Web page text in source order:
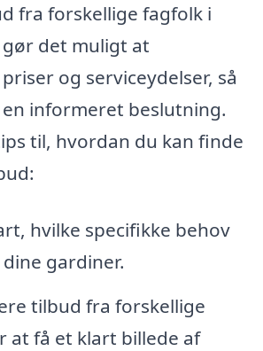
fra forskellige fagfolk i
det muligt at
og serviceydelser, så
informeret beslutning.
til, hvordan du kan finde
hvilke specifikke behov
gardiner.
tilbud fra forskellige
at få et klart billede af